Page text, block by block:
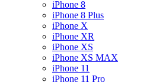
iPhone 8
iPhone 8 Plus
iPhone X
iPhone XR
iPhone XS
iPhone XS MAX
iPhone 11
iPhone 11 Pro